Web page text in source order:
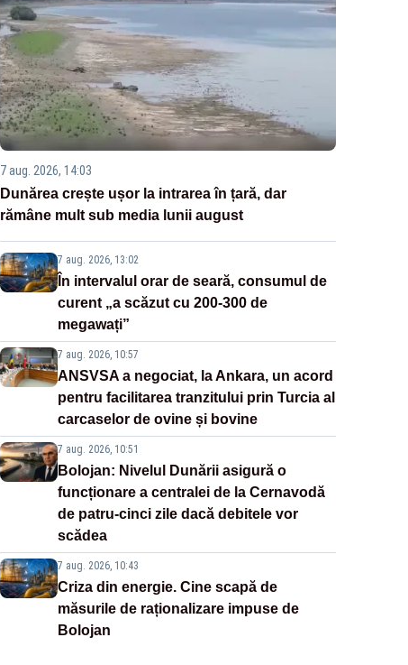
7 aug. 2026, 14:03
Dunărea crește ușor la intrarea în țară, dar
rămâne mult sub media lunii august
7 aug. 2026, 13:02
În intervalul orar de seară, consumul de
curent „a scăzut cu 200-300 de
megawați”
7 aug. 2026, 10:57
ANSVSA a negociat, la Ankara, un acord
pentru facilitarea tranzitului prin Turcia al
carcaselor de ovine și bovine
7 aug. 2026, 10:51
Bolojan: Nivelul Dunării asigură o
funcționare a centralei de la Cernavodă
de patru-cinci zile dacă debitele vor
scădea
7 aug. 2026, 10:43
Criza din energie. Cine scapă de
măsurile de raționalizare impuse de
Bolojan